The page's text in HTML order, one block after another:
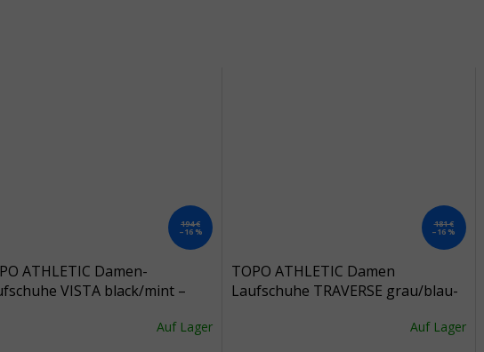
194 €
–16 %
ATHLETIC Damen-
VISTA black/mint –
Auf Lager
181 €
–16 %
TOPO ATHLETIC Damen
Laufschuhe TRAVERSE grau/blau-
Auf Lager